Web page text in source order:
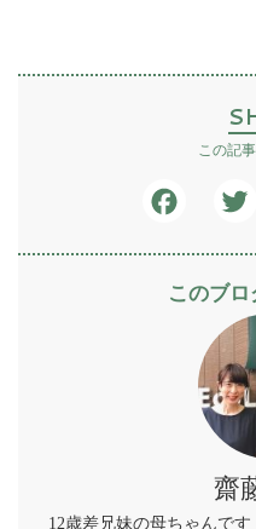
この記
このブ
齋
12歳差兄妹の母ちゃんで